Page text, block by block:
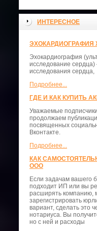
ИНТЕРЕСНОЕ
Эхокардиография
исследование
исследования сердца,
Подробнее...
ГДЕ И КАК КУПИТЬ
Уважаемые
продолжаем
посвященных
Вконтакте.
Подробнее...
КАК
ООО
Если задачам вашего
подходит ИП или вы
расширять компанию,
зарегистрировать
вариант, сделать это
нотариуса. Вы
но с ней и расходы